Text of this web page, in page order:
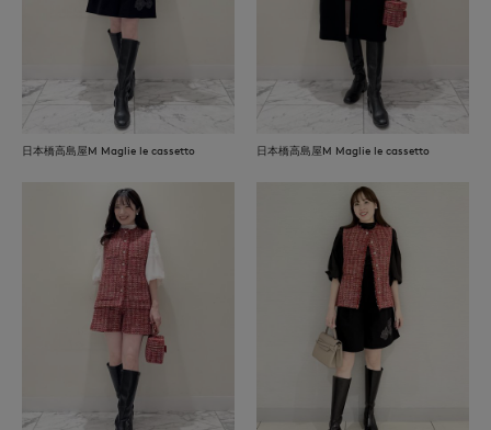
日本橋高島屋M Maglie le cassetto 日本橋高島屋M Maglie le cassetto